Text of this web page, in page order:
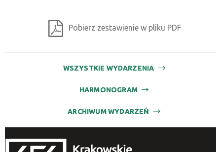
Pobierz zestawienie w pliku PDF
WSZYSTKIE WYDARZENIA
HARMONOGRAM
ARCHIWUM WYDARZEŃ